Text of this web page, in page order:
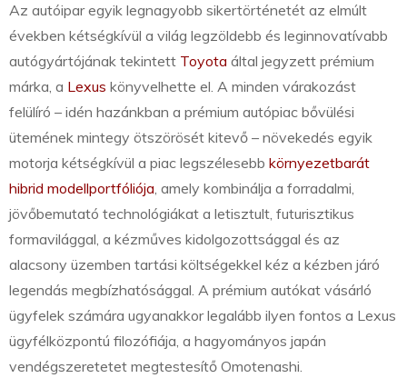
Az autóipar egyik legnagyobb sikertörténetét az elmúlt
években kétségkívül a világ legzöldebb és leginnovatívabb
autógyártójának tekintett Toyota által jegyzett prémium
márka, a Lexus könyvelhette el. A minden várakozást
felülíró – idén hazánkban a prémium autópiac bővülési
ütemének mintegy ötszörösét kitevő – növekedés egyik
motorja kétségkívül a piac legszélesebb környezetbarát
hibrid modellportfóliója, amely kombinálja a forradalmi,
jövőbemutató technológiákat a letisztult, futurisztikus
formavilággal, a kézműves kidolgozottsággal és az
alacsony üzemben tartási költségekkel kéz a kézben járó
legendás megbízhatósággal. A prémium autókat vásárló
ügyfelek számára ugyanakkor legalább ilyen fontos a Lexus
ügyfélközpontú filozófiája, a hagyományos japán
vendégszeretetet megtestesítő Omotenashi.